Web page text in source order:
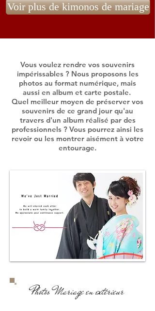
Voir plus de kimonos de mariage
Vous voulez rendre vos souvenirs
impérissables ? Nous proposons les
photos au format numérique, mais
aussi en album et carte postale.
Quel meilleur moyen de préserver vos
souvenirs de ce grand jour qu'au
travers d'un album réalisé par des
professionnels ? Vous pourrez ainsi les
revoir ou les montrer aisément à votre
entourage.
Photos Mariage en extérieur